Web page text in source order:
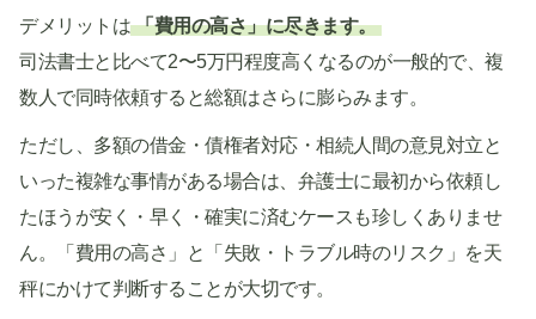
デメリットは 「費用の高さ」に尽きます。
司法書士と比べて2〜5万円程度高くなるのが一般的で、複
数人で同時依頼すると総額はさらに膨らみます。
ただし、多額の借金・債権者対応・相続人間の意見対立と
いった複雑な事情がある場合は、弁護士に最初から依頼し
たほうが安く・早く・確実に済むケースも珍しくありませ
ん。「費用の高さ」と「失敗・トラブル時のリスク」を天
秤にかけて判断することが大切です。